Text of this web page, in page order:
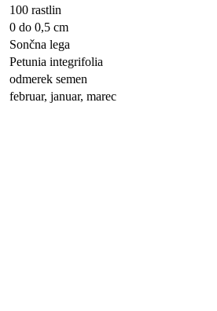
100 rastlin
0 do 0,5 cm
Sončna lega
Petunia integrifolia
odmerek semen
februar, januar, marec